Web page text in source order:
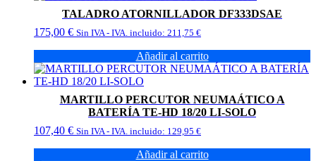
TALADRO ATORNILLADOR DF333DSAE
175,00 € Sin IVA - IVA. incluido: 211,75 €
Añadir al carrito
MARTILLO PERCUTOR NEUMAÁTICO A
BATERÍA TE-HD 18/20 LI-SOLO
107,40 € Sin IVA - IVA. incluido: 129,95 €
Añadir al carrito